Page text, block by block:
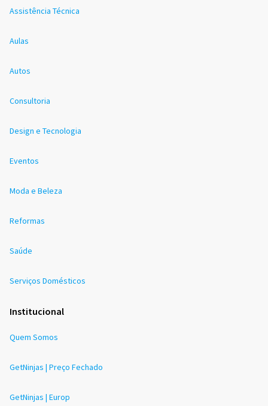
Assistência Técnica
Aulas
Autos
Consultoria
Design e Tecnologia
Eventos
Moda e Beleza
Reformas
Saúde
Serviços Domésticos
Institucional
Quem Somos
GetNinjas | Preço Fechado
GetNinjas | Europ